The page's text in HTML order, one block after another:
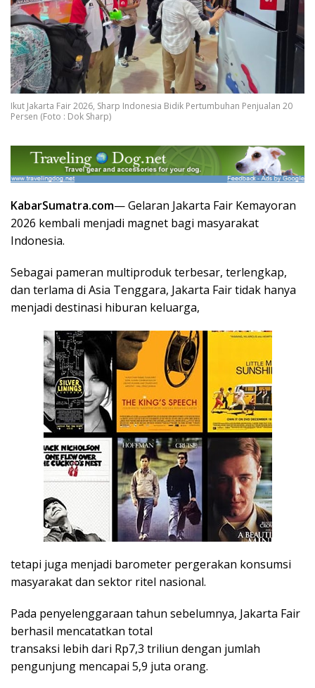
Ikut Jakarta Fair 2026, Sharp Indonesia Bidik Pertumbuhan Penjualan 20
Persen (Foto : Dok Sharp)
KabarSumatra.com— Gelaran Jakarta Fair Kemayoran
2026 kembali menjadi magnet bagi masyarakat
Indonesia.
Sebagai pameran multiproduk terbesar, terlengkap,
dan terlama di Asia Tenggara, Jakarta Fair tidak hanya
menjadi destinasi hiburan keluarga,
tetapi juga menjadi barometer pergerakan konsumsi
masyarakat dan sektor ritel nasional.
Pada penyelenggaraan tahun sebelumnya, Jakarta Fair
berhasil mencatatkan total
transaksi lebih dari Rp7,3 triliun dengan jumlah
pengunjung mencapai 5,9 juta orang.